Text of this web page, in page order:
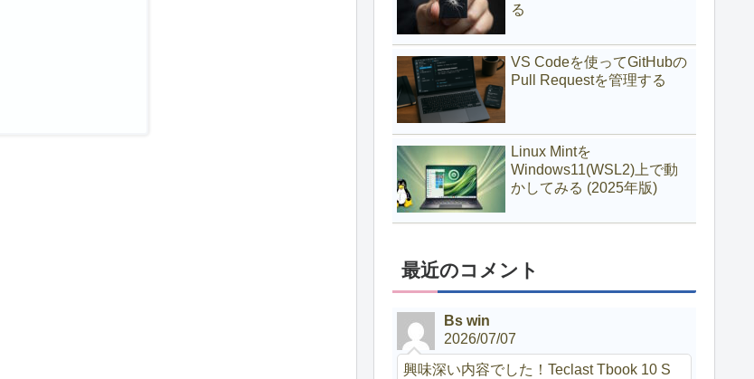
る
VS Codeを使ってGitHubの
Pull Requestを管理する
Linux Mintを
Windows11(WSL2)上で動
かしてみる (2025年版)
最近のコメント
Bs win
2026/07/07
興味深い内容でした！Teclast Tbook 10 S